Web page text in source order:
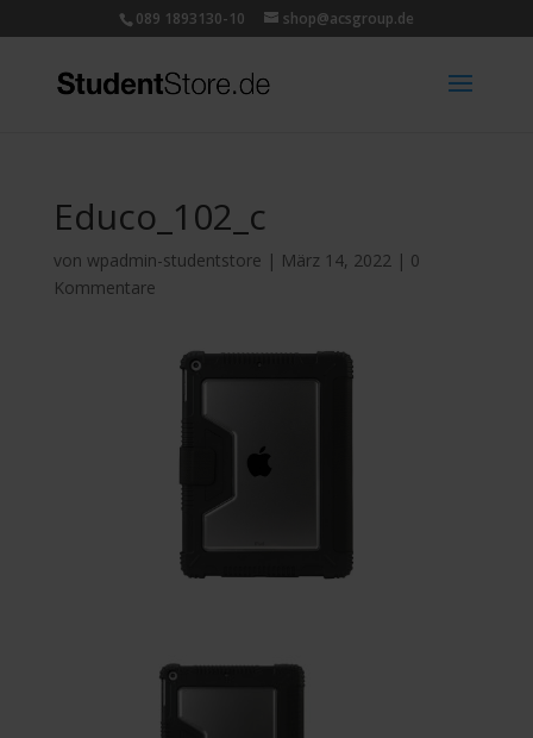
089 1893130-10 shop@acsgroup.de
Educo_102_c
von wpadmin-studentstore | März 14, 2022| 0
Kommentare